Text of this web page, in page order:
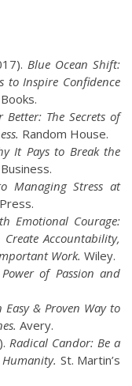
Blue Ocean Shift:
to Inspire Confidence
Better: The Secrets of
Random House.
It Pays to Break the
Managing Stress at
Emotional Courage:
Accountability,
Work. Wiley.
of Passion and
& Proven Way to
Avery.
Radical Candor: Be a
Humanity. St. Martin’s